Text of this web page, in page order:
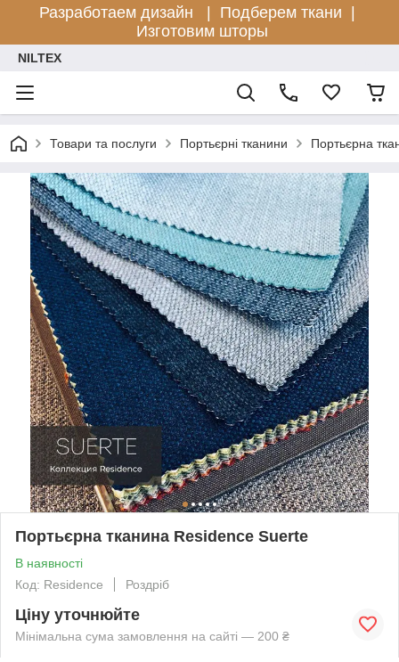
Разработаем дизайн |
Подберем ткани |
Изготовим шторы
NILTEX
Товари та послуги Портьєрні тканини Портьєрна
Портьєрна тканина Residence Suerte
В наявності
Код: Residence
Роздріб
Ціну уточнюйте
Мінімальна сума замовлення на сайті — 200 ₴